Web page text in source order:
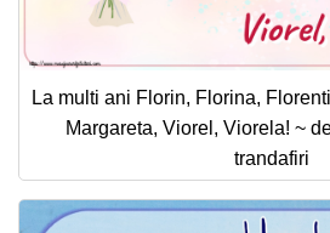
La multi ani Florin, Florina,
Margareta, Viorel, Viorela! ~
trandafiri